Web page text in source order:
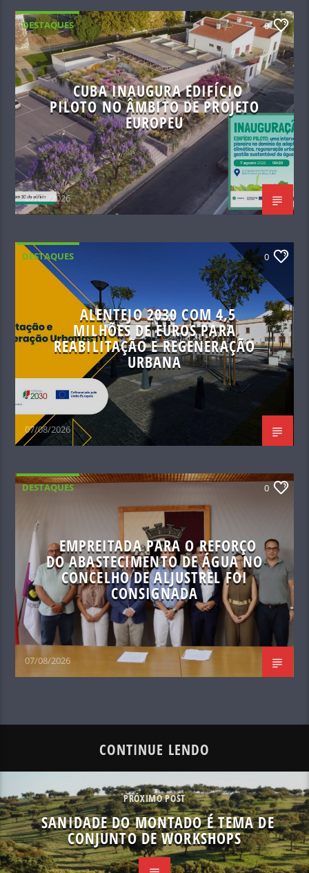
DESTAQUES 0
CUBA INAUGURA EDIFÍCIO
PILOTO NO ÂMBITO DE PROJETO
EUROPEU
07/08/2026
DESTAQUES 0
ALENTEJO 2030 COM 4,5
MILHÕES DE EUROS PARA
REABILITAÇÃO E REGENERAÇÃO
URBANA
07/08/2026
DESTAQUES 0
EMPREITADA PARA O REFORÇO
DO ABASTECIMENTO DE ÁGUA NO
CONCELHO DE ALJUSTREL FOI
CONSIGNADA
07/08/2026
CONTINUE LENDO
PRÓXIMO POST
SANIDADE DO MONTADO É TEMA DE
CONJUNTO DE WORKSHOPS